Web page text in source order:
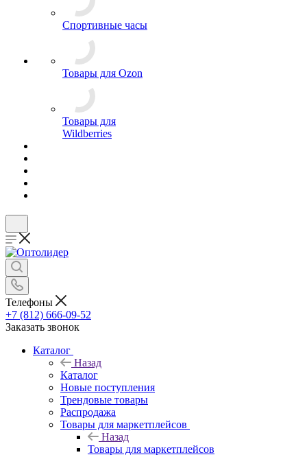
Спортивные часы
Товары для Ozon
Товары для
Wildberries
Телефоны
+7 (812) 666-09-52
Заказать звонок
Каталог
Назад
Каталог
Новые поступления
Трендовые товары
Распродажа
Товары для маркетплейсов
Назад
Товары для маркетплейсов